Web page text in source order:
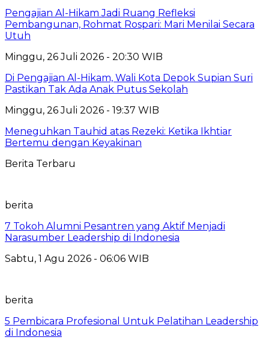
Pengajian Al-Hikam Jadi Ruang Refleksi
Pembangunan, Rohmat Rospari: Mari Menilai Secara
Utuh
Minggu, 26 Juli 2026 - 20:30 WIB
Di Pengajian Al-Hikam, Wali Kota Depok Supian Suri
Pastikan Tak Ada Anak Putus Sekolah
Minggu, 26 Juli 2026 - 19:37 WIB
Meneguhkan Tauhid atas Rezeki: Ketika Ikhtiar
Bertemu dengan Keyakinan
Berita Terbaru
berita
7 Tokoh Alumni Pesantren yang Aktif Menjadi
Narasumber Leadership di Indonesia
Sabtu, 1 Agu 2026 - 06:06 WIB
berita
5 Pembicara Profesional Untuk Pelatihan Leadership
di Indonesia